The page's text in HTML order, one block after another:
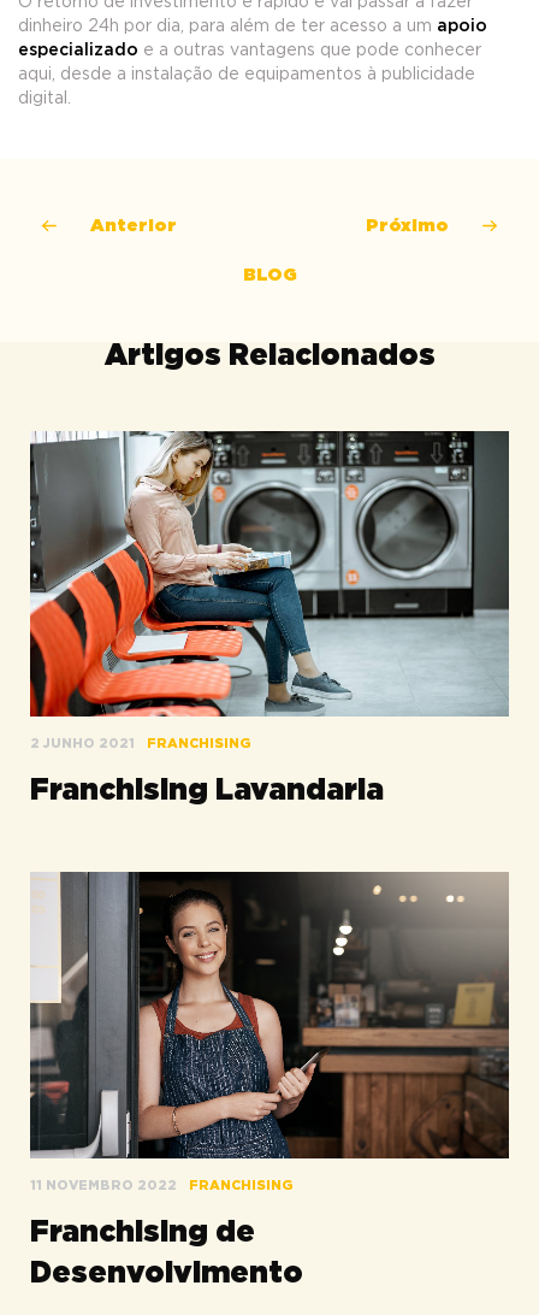
dinheiro 24h por dia, para além de ter acesso a um apoio
especializado e a outras vantagens que pode conhecer
aqui, desde a instalação de equipamentos à publicidade
digital.
Anterior
BLOG
Próximo
Artigos Relacionados
2 JUNHO 2021 FRANCHISING
Franchising Lavandaria
11 NOVEMBRO 2022 FRANCHISING
Franchising de
Desenvolvimento